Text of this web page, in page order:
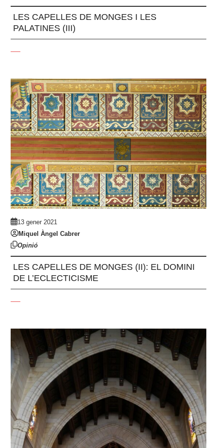
LES CAPELLES DE MONGES I LES
PALATINES (III)
13 gener 2021
Miquel Àngel Cabrer
Opinió
LES CAPELLES DE MONGES (II): EL DOMINI
DE L’ECLECTICISME